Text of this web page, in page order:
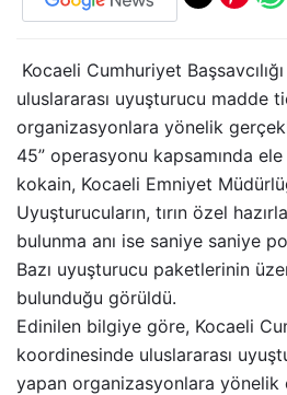
Kocaeli Cumhuriyet
uluslararası uyuşturucu madde
organizasyonlara yönelik
45” operasyonu kapsamında
kokain, Kocaeli Emniyet
Uyuşturucuların, tırın özel
bulunma anı ise saniye saniye
Bazı uyuşturucu paketlerinin
bulunduğu görüldü.
Edinilen bilgiye göre, Kocaeli
koordinesinde uluslararası
yapan organizasyonlara yönelik